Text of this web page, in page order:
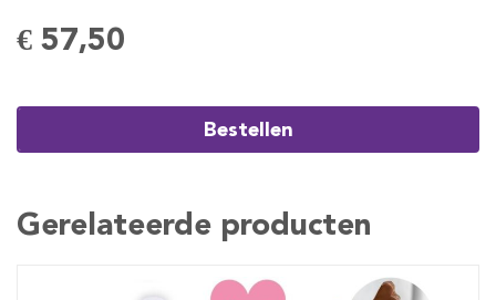
€ 57,50
Bestellen
Gerelateerde producten